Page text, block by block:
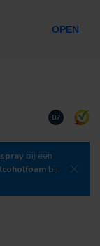
Téléchargez
8.7
bij een
bij
OPEN